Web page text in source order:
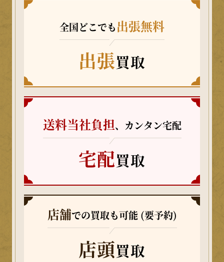
全国どこでも出張無料
出張買取
送料当社負担、カンタン宅配
宅配買取
店舗での買取も可能 (要予約)
店頭買取